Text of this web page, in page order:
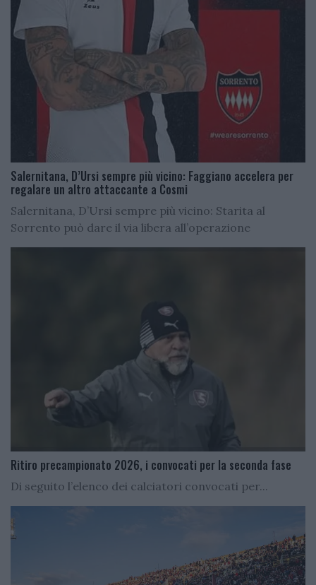
Salernitana, D’Ursi sempre più vicino: Faggiano accelera per
regalare un altro attaccante a Cosmi
Salernitana, D’Ursi sempre più vicino: Starita al
Sorrento può dare il via libera all’operazione
Ritiro precampionato 2026, i convocati per la seconda fase
Di seguito l’elenco dei calciatori convocati per...